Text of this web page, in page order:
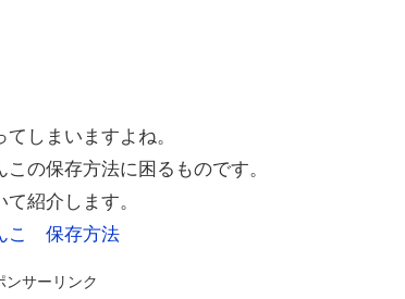
しまいますよね。
の保存方法に困るものです。
紹介します。
ンサーリンク